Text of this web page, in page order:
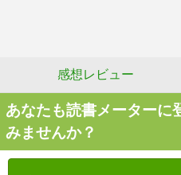
感想レビュー
あなたも読書メーターに
みませんか？